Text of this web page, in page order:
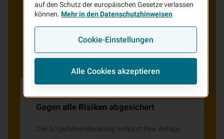
Gegen alle Risiken abgesichert
Die Allgefahrendeckung schützt Ihre Anlage
auf den Schutz der europäischen Gesetze verlassen
können.Mehr in den Datenschutzhinweisen
Cookie-Einstellungen
Alle Cookies akzeptieren